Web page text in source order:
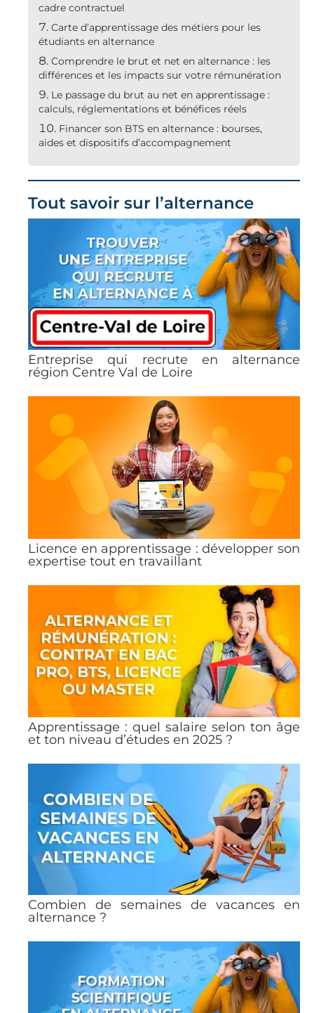
cadre contractuel
Carte d’apprentissage des métiers pour les
étudiants en alternance
Comprendre le brut et net en alternance : les
différences et les impacts sur votre rémunération
Le passage du brut au net en apprentissage :
calculs, réglementations et bénéfices réels
Financer son BTS en alternance : bourses,
aides et dispositifs d’accompagnement
Tout savoir sur l’alternance
Entreprise qui recrute en alternance
région Centre Val de Loire
Licence en apprentissage : développer son
expertise tout en travaillant
Apprentissage : quel salaire selon ton âge
et ton niveau d’études en 2025 ?
Combien de semaines de vacances en
alternance ?